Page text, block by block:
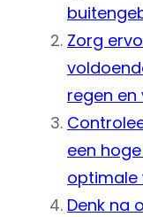
Zorg
regen en
een
optimale
Denk na